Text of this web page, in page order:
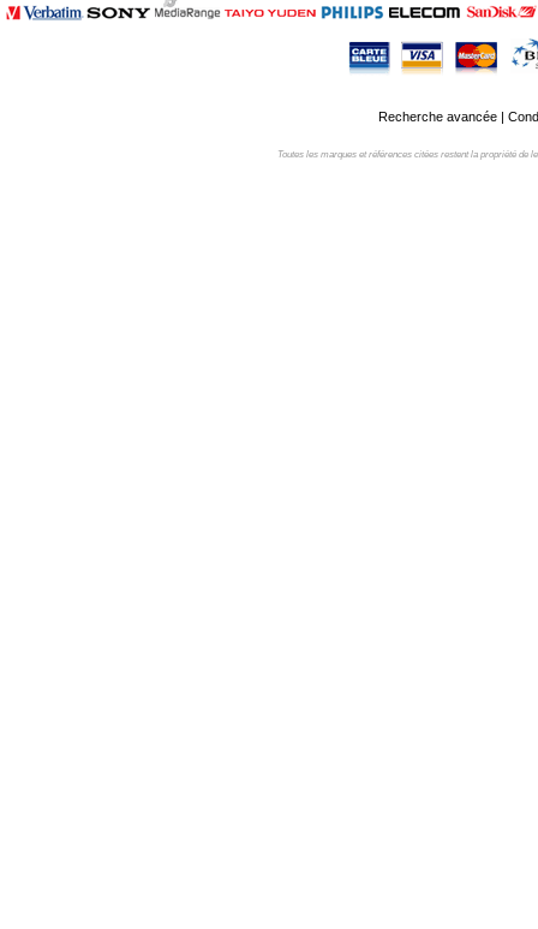
Recherche avancée|
Toutes les marques et références citées restent la propriété de